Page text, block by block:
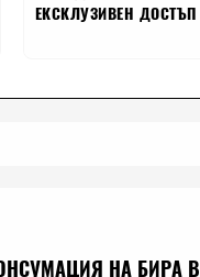
НА БИРА В